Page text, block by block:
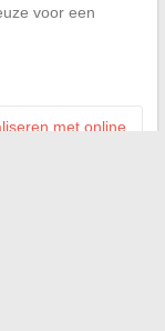
voor een
met online